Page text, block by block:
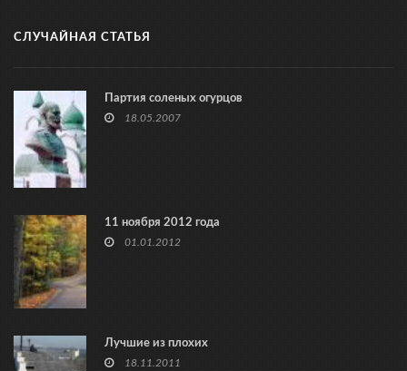
СЛУЧАЙНАЯ СТАТЬЯ
Партия соленых огурцов
18.05.2007
11 ноября 2012 года
01.01.2012
Лучшие из плохих
18.11.2011